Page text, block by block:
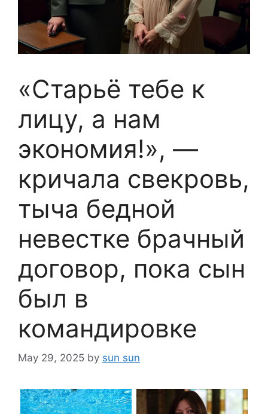
«Старьё тебе к
лицу, а нам
экономия!», —
кричала свекровь,
тыча бедной
невестке брачный
договор, пока сын
был в
командировке
May 29, 2025 by sun sun